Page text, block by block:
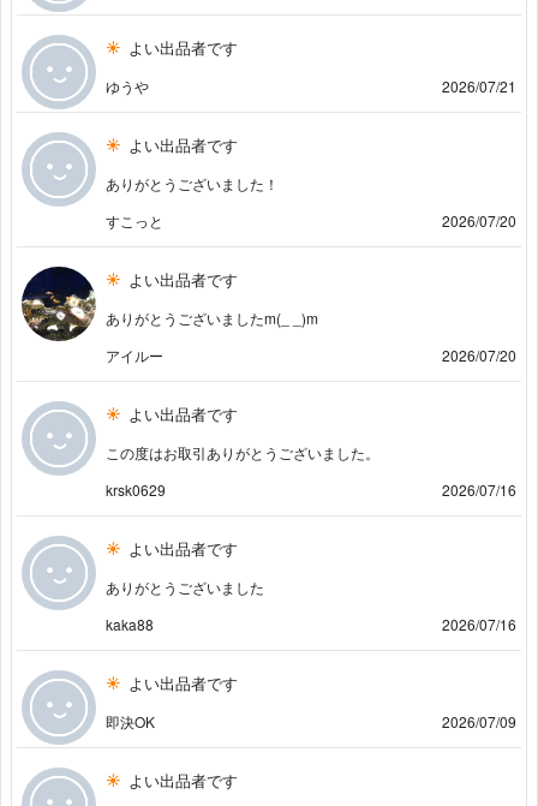
よい出品者です
ゆうや 2026/07/21
よい出品者です
ありがとうございました！
すこっと
2026/07/20
よい出品者です
ありがとうございましたm(_ _)m
アイルー
2026/07/20
よい出品者です
この度はお取引ありがとうございました。
krsk0629
2026/07/16
よい出品者です
ありがとうございました
kaka88
2026/07/16
よい出品者です
即決OK 2026/07/09
よい出品者です